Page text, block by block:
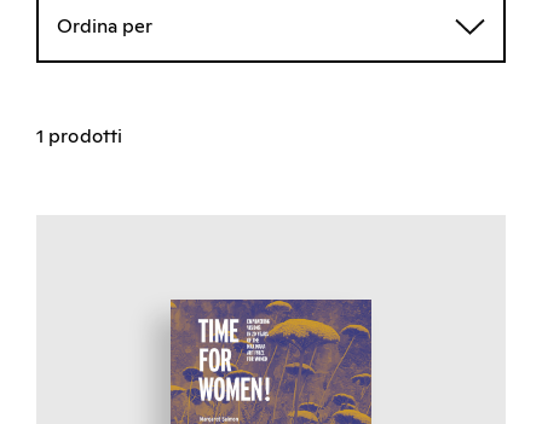
Ordina per
1 prodotti